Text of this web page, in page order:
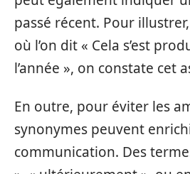
passé récent. Pour
où l’on dit « Cela s’est
l’année », on constate cet
En outre, pour éviter les
synonymes peuvent
communication. Des